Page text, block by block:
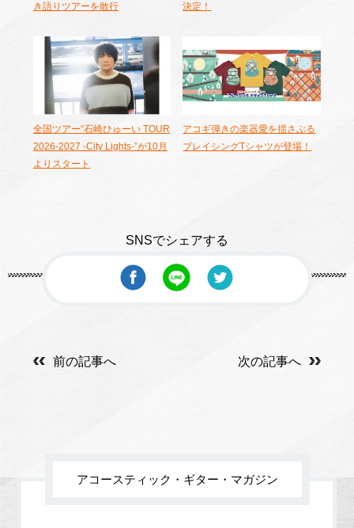
き語りツアーを敢行
決定！
全国ツアー“石崎ひゅーい TOUR
2026-2027 -City Lights-”が10月
よりスタート
アコギ弾きの楽器愛を揺さぶる
ブレイシングTシャツが登場！
SNSでシェアする
前の記事へ 次の記事へ
アコースティック・ギター・マガジン